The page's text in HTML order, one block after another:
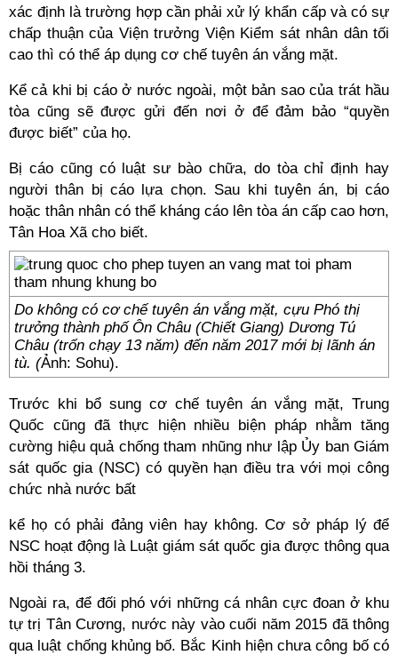
xác định là trường hợp cần phải xử lý khẩn cấp và có sự
chấp thuận của Viện trưởng Viện Kiểm sát nhân dân tối
cao thì có thể áp dụng cơ chế tuyên án vắng mặt.
Kể cả khi bị cáo ở nước ngoài, một bản sao của trát hầu
tòa cũng sẽ được gửi đến nơi ở để đảm bảo “quyền
được biết” của họ.
Bị cáo cũng có luật sư bào chữa, do tòa chỉ định hay
người thân bị cáo lựa chọn. Sau khi tuyên án, bị cáo
hoặc thân nhân có thể kháng cáo lên tòa án cấp cao hơn,
Tân Hoa Xã cho biết.
Do không có cơ chế tuyên án vắng mặt, cựu Phó thị
trưởng thành phố Ôn Châu (Chiết Giang) Dương Tú
Châu (trốn chạy 13 năm) đến năm 2017 mới bị lãnh án
tù. (Ảnh: Sohu).
Trước khi bổ sung cơ chế tuyên án vắng mặt, Trung
Quốc cũng đã thực hiện nhiều biện pháp nhằm tăng
cường hiệu quả chống tham nhũng như lập Ủy ban Giám
sát quốc gia (NSC) có quyền hạn điều tra với mọi công
chức nhà nước bất
kể họ có phải đảng viên hay không. Cơ sở pháp lý để
NSC hoạt động là Luật giám sát quốc gia được thông qua
hồi tháng 3.
Ngoài ra, để đối phó với những cá nhân cực đoan ở khu
tự trị Tân Cương, nước này vào cuối năm 2015 đã thông
qua luật chống khủng bố. Bắc Kinh hiện chưa công bố có